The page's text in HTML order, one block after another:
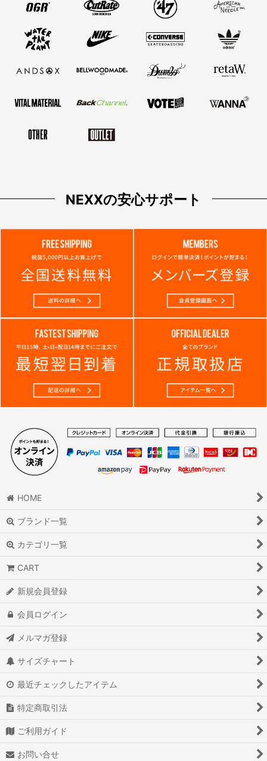
NEXXの安心サポート
HOME
ブランド一覧
カテゴリ一覧
CART
新規会員登録
会員ログイン
メルマガ登録
サイズチャート
最近チェックしたアイテム
特定商取引法
ご利用ガイド
お問い合せ